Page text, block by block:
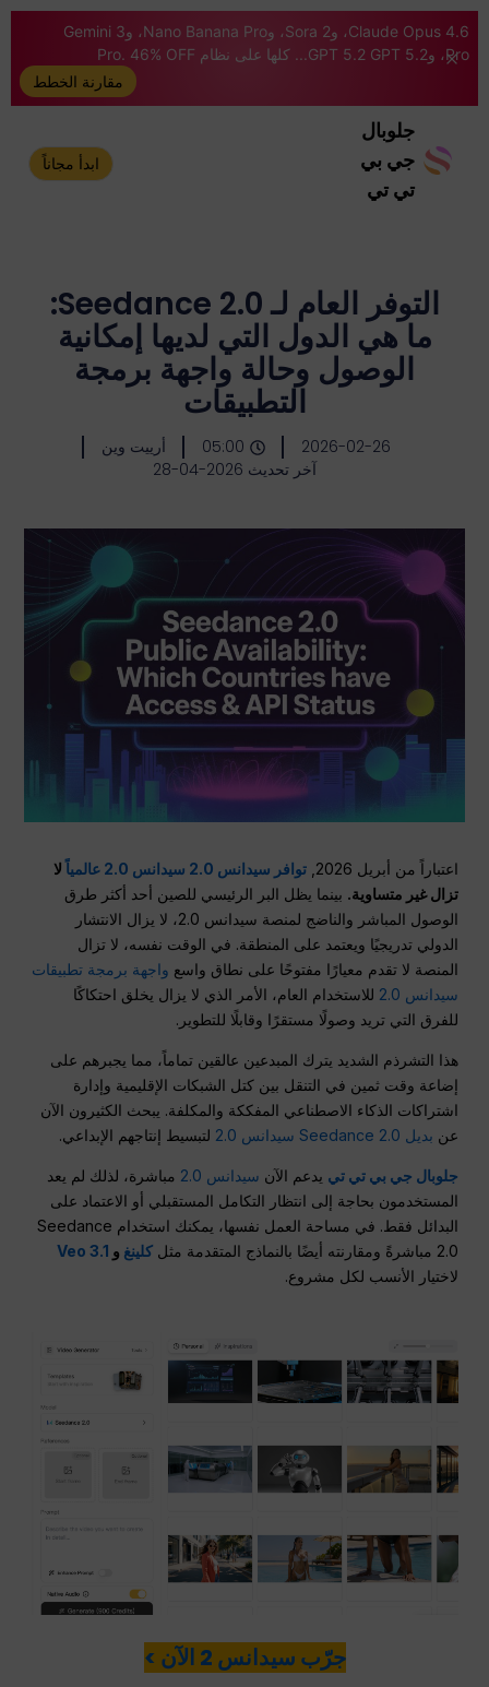
Claude Opus 4.6، وSora 2، وNano Banana Pro، وGemini 3
Pro، وGPT 5.2 GPT 5.2... كلها على نظام Pro. 46% OFF
مقارنة الخطط
جلوبال
جي بي
تي تي
ابدأ مجاناً
التوفر العام لـ Seedance 2.0:
ما هي الدول التي لديها إمكانية
الوصول وحالة واجهة برمجة
التطبيقات
2026-02-26
05:00
أرييت وين
آخر تحديث 2026-04-28
اعتباراً من أبريل 2026, توافر سيدانس 2.0 سيدانس 2.0 عالمياً
لا
تزال غير متساوية. بينما يظل البر الرئيسي للصين أحد أكثر طرق
الوصول المباشر والناضج لمنصة سيدانس 2.0، لا يزال الانتشار
الدولي تدريجيًا ويعتمد على المنطقة. في الوقت نفسه، لا تزال
المنصة لا تقدم معيارًا مفتوحًا على نطاق واسع واجهة برمجة تطبيقات
سيدانس 2.0
للاستخدام العام، الأمر الذي لا يزال يخلق احتكاكًا
للفرق التي تريد وصولًا مستقرًا وقابلًا للتطوير.
هذا التشرذم الشديد يترك المبدعين عالقين تماماً، مما يجبرهم على
إضاعة وقت ثمين في التنقل بين كتل الشبكات الإقليمية وإدارة
اشتراكات الذكاء الاصطناعي المفككة والمكلفة. يبحث الكثيرون الآن
عن بديل Seedance 2.0 سيدانس 2.0 لتبسيط إنتاجهم الإبداعي.
جلوبال جي بي تي تي يدعم الآن سيدانس 2.0
مباشرة، لذلك لم يعد
المستخدمون بحاجة إلى انتظار التكامل المستقبلي أو الاعتماد على
البدائل فقط. في مساحة العمل نفسها، يمكنك استخدام Seedance
2.0 مباشرةً ومقارنته أيضًا بالنماذج المتقدمة مثل
كلينغ و Veo 3.1
لاختيار الأنسب لكل مشروع.
جرّب سيدانس 2 الآن >